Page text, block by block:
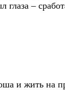
глаза –
и жить на